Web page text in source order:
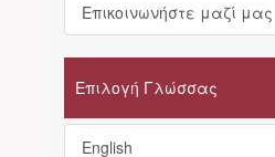
Επικοινωνήστε μαζί μας
Επιλογή Γλώσσας
English